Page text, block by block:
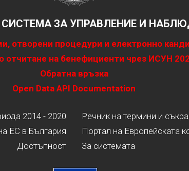
ЗА УПРАВЛЕНИЕ И
отворени процедури и електронно
отчитане на бенефициенти чрез ИСУН
Обратна връзка
Open Data API Documentation
2014 - 2020
ЕС в България
Достъпност
Речник на термини и
Портал на Европейската
За системата